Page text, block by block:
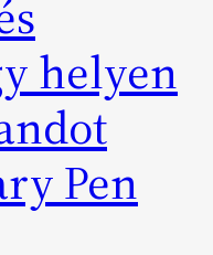
helyen
Pen